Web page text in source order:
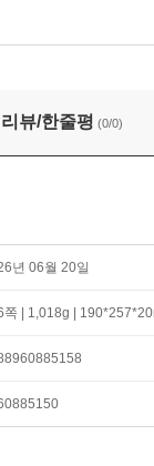
리뷰/한줄평 (0/0)
년 06월 20일
쪽 | 1,018g |